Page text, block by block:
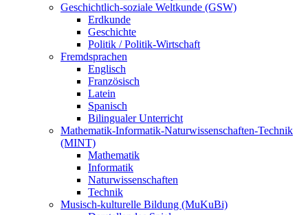
Geschichtlich-soziale Weltkunde (GSW)
Erdkunde
Geschichte
Politik / Politik-Wirtschaft
Fremdsprachen
Englisch
Französisch
Latein
Spanisch
Bilingualer Unterricht
Mathematik-Informatik-Naturwissenschaften-Technik
(MINT)
Mathematik
Informatik
Naturwissenschaften
Technik
Musisch-kulturelle Bildung (MuKuBi)